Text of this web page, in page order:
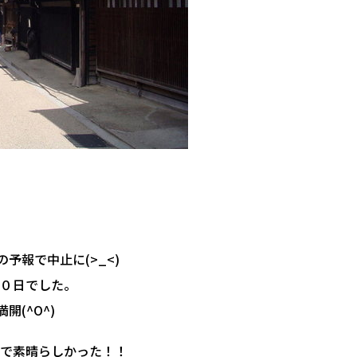
予報で中止に(>_<)
日でした。
開(^O^)
素晴らしかった！！